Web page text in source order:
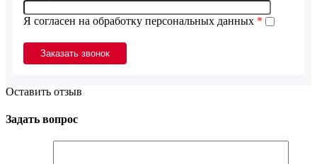
Я согласен на обработку персональных данных *
Оставить отзыв
Задать вопрос